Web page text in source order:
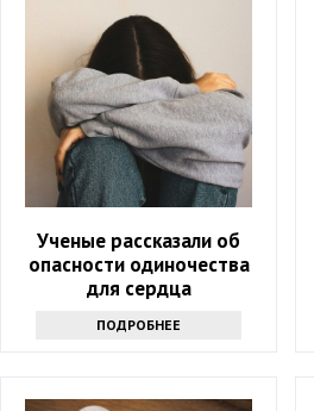
Ученые рассказали об
опасности одиночества
для сердца
ПОДРОБНЕЕ